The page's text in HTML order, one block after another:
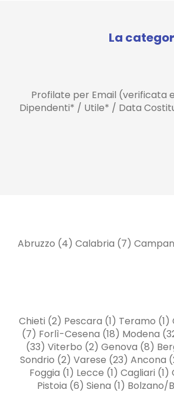
La
Profilate per Email (verificata
Dipendenti* / Utile* / Data
Abruzzo (4) Calabria (7)
Chieti (2) Pescara (1) Teramo
(7) Forlì-Cesena (18) Modena
(33) Viterbo (2) Genova (8)
Sondrio (2) Varese (23) Ancona
Foggia (1) Lecce (1) Cagliari
Pistoia (6) Siena (1)